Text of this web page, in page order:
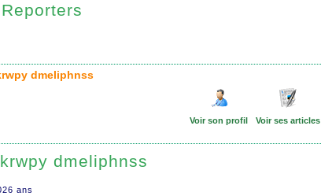
Reporters
dmeliphnss
Voir son profil Voir ses articles
dmeliphnss
ans